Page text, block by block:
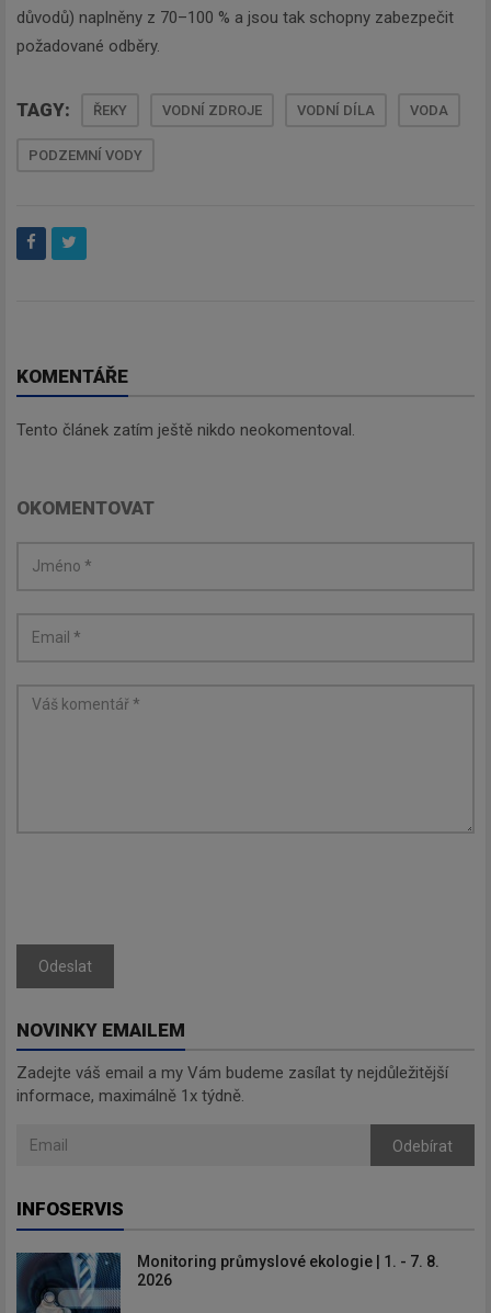
důvodů) naplněny z 70–100 % a jsou tak schopny zabezpečit
požadované odběry.
TAGY: ŘEKY VODNÍ ZDROJE VODNÍ DÍLA VODA
PODZEMNÍ VODY
KOMENTÁŘE
Tento článek zatím ještě nikdo neokomentoval.
OKOMENTOVAT
Odeslat
NOVINKY EMAILEM
Zadejte váš email a my Vám budeme zasílat ty nejdůležitější
informace, maximálně 1x týdně.
Odebírat
INFOSERVIS
Monitoring průmyslové ekologie | 1. - 7. 8.
2026